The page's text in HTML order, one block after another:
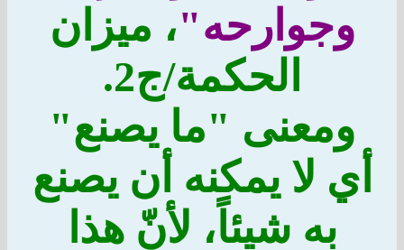
وجوارحه"، ميزان
الحكمة/ج2.
ومعنى "ما يصنع"
أي لا يمكنه أن يصنع
به شيئاً، لأنّ هذا